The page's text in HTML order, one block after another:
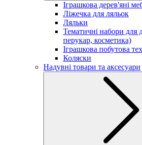
Іграшкова дерев'яні
Ліжечка для ляльок
Ляльки
Тематичні набори для
перукар, косметика)
Іграшкова побутова
Коляски
Надувні товари та аксесуари